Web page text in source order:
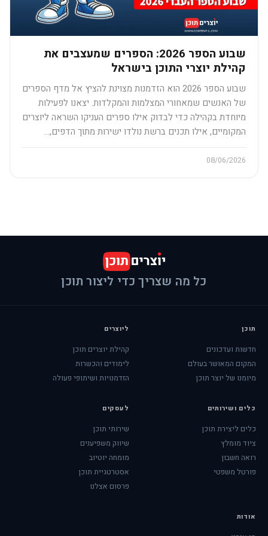
שבוע הספר 2026: הספרים שמעצבים את
קהילת יוצרי התוכן בישראל
שבוע הספר 2026 הוא הזדמנות מצוינת להציץ אל מדף הספרים
של האנשים שמאחורי המצלמות והמקלדות. יצאנו לפעילות
מיוחדת בקהילה כדי לבדוק אילו ספרים העניקו השראה ליוצרים
המקומיים, אילו תכנים ברשת נולדו ישירות מתוך הדפים,…
08/06/2026
כל מה שצריך כדי ליצור תוכן
תוכן
חדשות ועדכונים
המקום המאושר בעולם
מיומנו של יוצר תוכן
ליוצרים
קהילת יוצרים תוכן
לימודים והכשרות
הזדמנויות ושיתופי פעולה
כלים ושירותים
כלים ליצירת תוכן
ציוד מומלץ
רואה חשבון
פורטל משפטי
לעסקים
שירותי תוכן
שיווק משפיענים
מומחה יוטיוב
אסטרטגיית תוכן
פרסום אצלנו
אודות